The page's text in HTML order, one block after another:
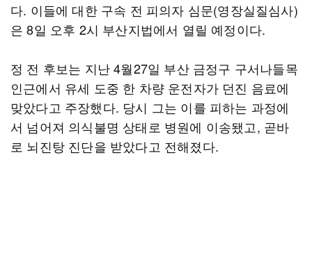
다. 이들에 대한 구속 전 피의자 심문(영장실질심사)
은 8일 오후 2시 부산지법에서 열릴 예정이다.
정 전 후보는 지난 4월27일 부산 금정구 구서나들목
인근에서 유세 도중 한 차량 운전자가 던진 음료에
맞았다고 주장했다. 당시 그는 이를 피하는 과정에
서 넘어져 의식불명 상태로 병원에 이송됐고, 곧바
로 뇌진탕 진단을 받았다고 전해졌다.